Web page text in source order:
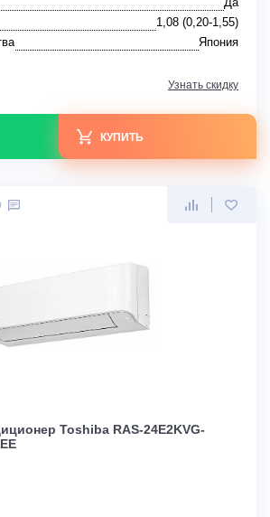
1,08 (0,20-1,55)
Япония
Узнать скидку
КУПИТЬ
Toshiba RAS-24E2KVG-